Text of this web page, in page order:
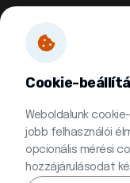
Cookie-
Weboldalunk
jobb felhasználói
opcionális mérési
hozzájárulásodat